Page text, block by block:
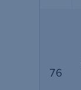
76